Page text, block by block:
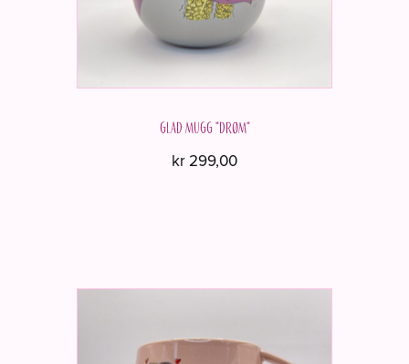
Glad mugg "DRØM"
kr 299,00